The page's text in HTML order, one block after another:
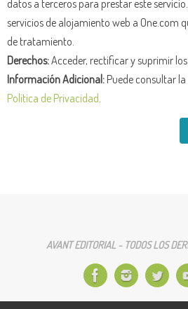
datos a terceros para prestar este
servicios de alojamiento web a One.com
de tratamiento.
Derechos:Acceder, rectificar y suprimir
Información Adicional:Puede consultar
Política de Privacidad
AVANT EDITORIAL - TODOS LOS